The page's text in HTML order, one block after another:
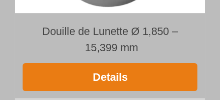
Douille de Lunette Ø 1,850 –
15,399 mm
Details